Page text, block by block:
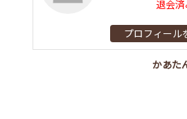
退会
プロフィール
かあた